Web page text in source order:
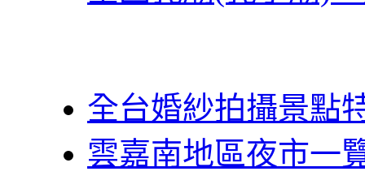
全台婚紗拍攝景點
雲嘉南地區夜市一